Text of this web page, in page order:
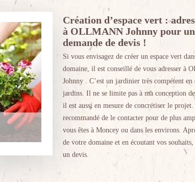
Création d’espace vert :
à OLLMANN Johnny pour
demande de devis !
Si vous envisagez de créer un espace vert
domaine, il est conseillé de vous adresser à
Johnny . C’est un jardinier très compétent en
jardins. Il ne se limite pas à ma conception
il est aussi en mesure de concrétiser le
recommandé de le contacter pour de plus
vous êtes à Moncey ou dans les environs.
de votre domaine et en écoutant vos
un devis.